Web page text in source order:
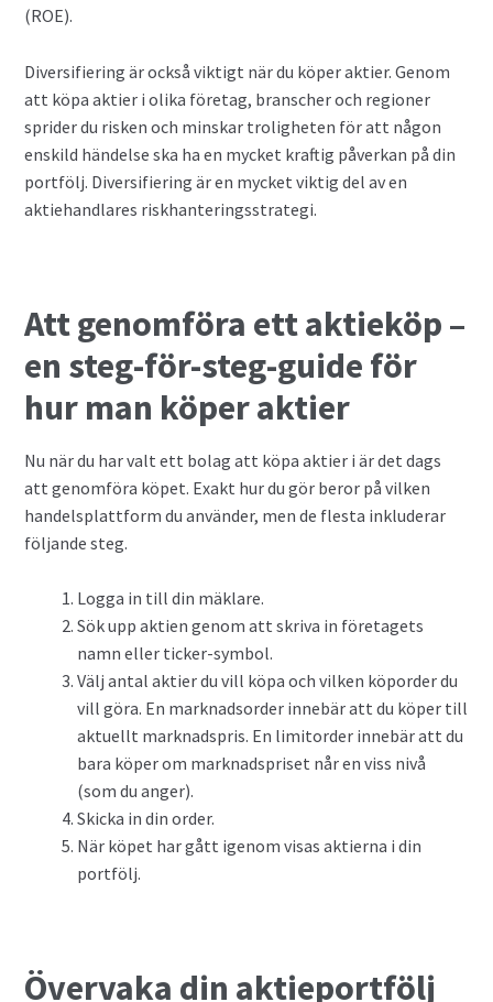
(ROE).
Diversifiering är också viktigt när du köper aktier. Genom
att köpa aktier i olika företag, branscher och regioner
sprider du risken och minskar troligheten för att någon
enskild händelse ska ha en mycket kraftig påverkan på din
portfölj. Diversifiering är en mycket viktig del av en
aktiehandlares riskhanteringsstrategi.
Att genomföra ett aktieköp –
en steg-för-steg-guide för
hur man köper aktier
Nu när du har valt ett bolag att köpa aktier i är det dags
att genomföra köpet. Exakt hur du gör beror på vilken
handelsplattform du använder, men de flesta inkluderar
följande steg.
Logga in till din mäklare.
Sök upp aktien genom att skriva in företagets
namn eller ticker-symbol.
Välj antal aktier du vill köpa och vilken köporder du
vill göra. En marknadsorder innebär att du köper till
aktuellt marknadspris. En limitorder innebär att du
bara köper om marknadspriset når en viss nivå
(som du anger).
Skicka in din order.
När köpet har gått igenom visas aktierna i din
portfölj.
Övervaka din aktieportfölj